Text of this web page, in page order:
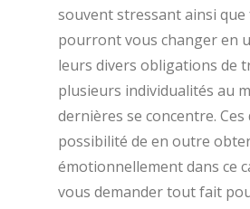
souvent stressant ainsi
pourront vous changer en
leurs divers obligations de
plusieurs individualités au
dernières se concentre.
possibilité de en outre
émotionnellement dans ce
vous demander tout fait